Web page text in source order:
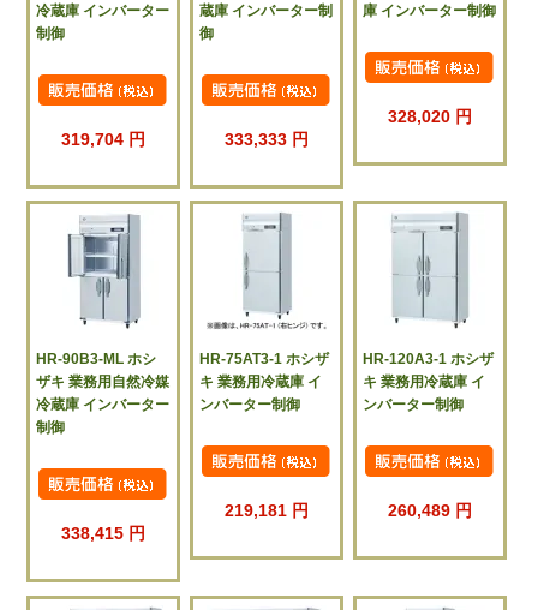
冷蔵庫 インバーター
制御
319,704 円
蔵庫 インバーター制
御
333,333 円
庫 インバーター制御
328,020 円
HR-90B3-ML ホシ
ザキ 業務用自然冷媒
冷蔵庫 インバーター
制御
338,415 円
HR-75AT3-1 ホシザ
キ 業務用冷蔵庫 イ
ンバーター制御
219,181 円
HR-120A3-1 ホシザ
キ 業務用冷蔵庫 イ
ンバーター制御
260,489 円